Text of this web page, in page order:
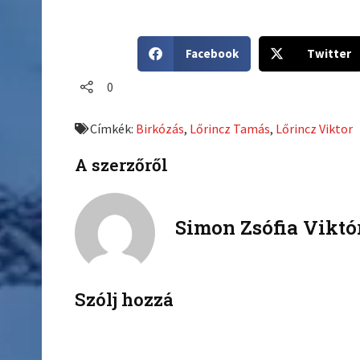
h
o
f
b
Facebook
h
o
t
t
Twitter
0
Címkék: Birkózás, Lőrincz Tamás, Lőrincz Viktor
A szerzőről
Simon Zsófia
Szólj hozzá